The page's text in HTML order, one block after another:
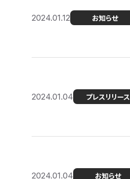
2024.01.12 お知らせ
2024.01.04 プレスリリース
2024.01.04 お知らせ